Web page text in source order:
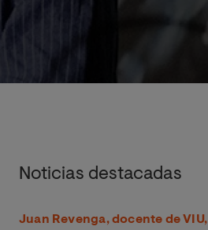
musical es un fenómeno
Noticias destacadas
Juan Revenga, docente de